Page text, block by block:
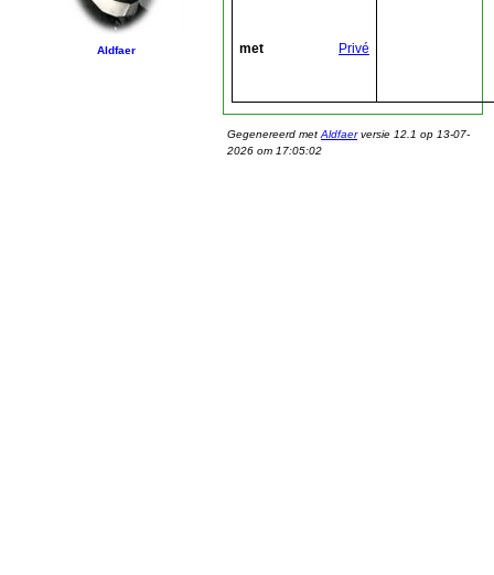
Aldfaer met Privé
Gegenereerd met Aldfaerversie 12.1 op 13-07-
2026 om 17:05:02